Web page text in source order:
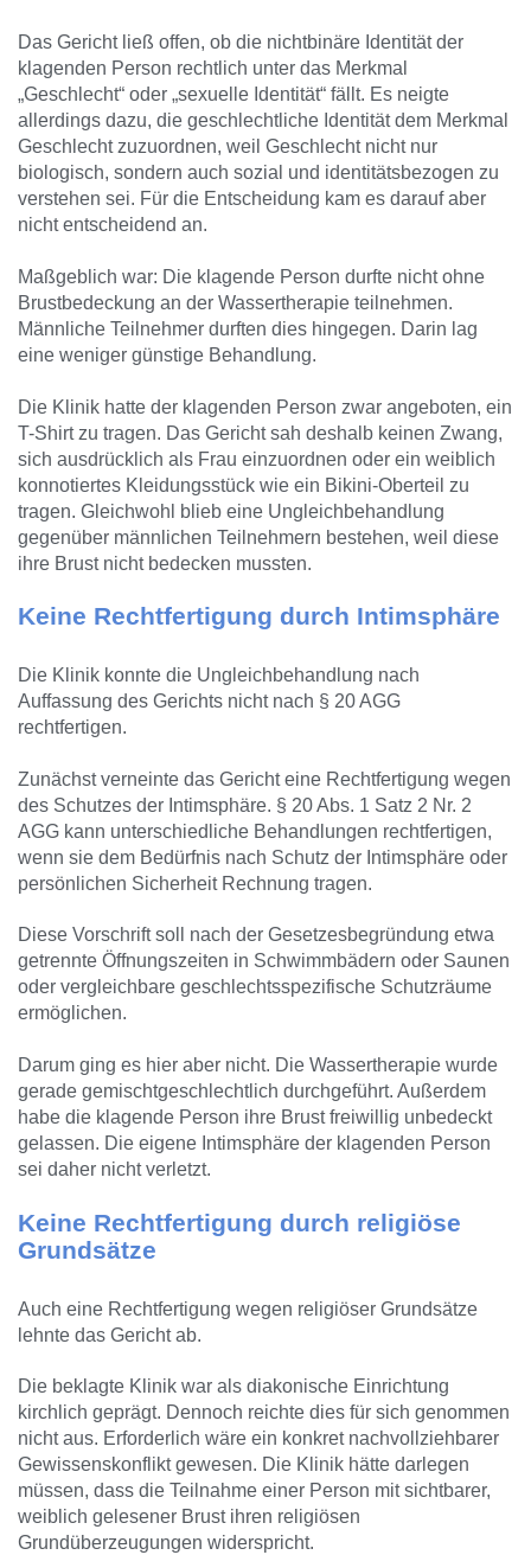
Das Gericht ließ offen, ob die nichtbinäre Identität der
klagenden Person rechtlich unter das Merkmal
„Geschlecht“ oder „sexuelle Identität“ fällt. Es neigte
allerdings dazu, die geschlechtliche Identität dem Merkmal
Geschlecht zuzuordnen, weil Geschlecht nicht nur
biologisch, sondern auch sozial und identitätsbezogen zu
verstehen sei. Für die Entscheidung kam es darauf aber
nicht entscheidend an.
Maßgeblich war: Die klagende Person durfte nicht ohne
Brustbedeckung an der Wassertherapie teilnehmen.
Männliche Teilnehmer durften dies hingegen. Darin lag
eine weniger günstige Behandlung.
Die Klinik hatte der klagenden Person zwar angeboten, ein
T-Shirt zu tragen. Das Gericht sah deshalb keinen Zwang,
sich ausdrücklich als Frau einzuordnen oder ein weiblich
konnotiertes Kleidungsstück wie ein Bikini-Oberteil zu
tragen. Gleichwohl blieb eine Ungleichbehandlung
gegenüber männlichen Teilnehmern bestehen, weil diese
ihre Brust nicht bedecken mussten.
Keine Rechtfertigung durch Intimsphäre
Die Klinik konnte die Ungleichbehandlung nach
Auffassung des Gerichts nicht nach § 20 AGG
rechtfertigen.
Zunächst verneinte das Gericht eine Rechtfertigung wegen
des Schutzes der Intimsphäre. § 20 Abs. 1 Satz 2 Nr. 2
AGG kann unterschiedliche Behandlungen rechtfertigen,
wenn sie dem Bedürfnis nach Schutz der Intimsphäre oder
persönlichen Sicherheit Rechnung tragen.
Diese Vorschrift soll nach der Gesetzesbegründung etwa
getrennte Öffnungszeiten in Schwimmbädern oder Saunen
oder vergleichbare geschlechtsspezifische Schutzräume
ermöglichen.
Darum ging es hier aber nicht. Die Wassertherapie wurde
gerade gemischtgeschlechtlich durchgeführt. Außerdem
habe die klagende Person ihre Brust freiwillig unbedeckt
gelassen. Die eigene Intimsphäre der klagenden Person
sei daher nicht verletzt.
Keine Rechtfertigung durch religiöse
Grundsätze
Auch eine Rechtfertigung wegen religiöser Grundsätze
lehnte das Gericht ab.
Die beklagte Klinik war als diakonische Einrichtung
kirchlich geprägt. Dennoch reichte dies für sich genommen
nicht aus. Erforderlich wäre ein konkret nachvollziehbarer
Gewissenskonflikt gewesen. Die Klinik hätte darlegen
müssen, dass die Teilnahme einer Person mit sichtbarer,
weiblich gelesener Brust ihren religiösen
Grundüberzeugungen widerspricht.